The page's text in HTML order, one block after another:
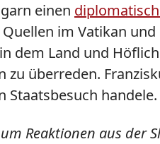
einen
im Vatikan
dem Land und
überreden.
Reaktionen aus der